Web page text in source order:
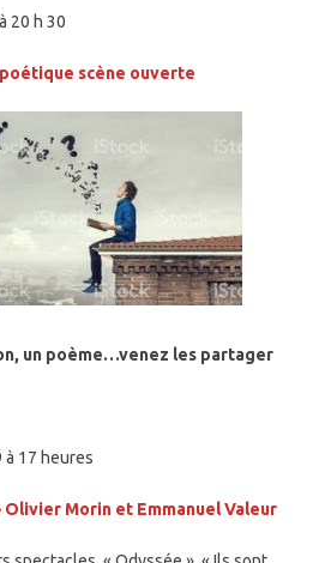
20 h 30
scène ouverte
un poème…venez les partager
à 17 heures
Olivier Morin et Emmanuel Valeur